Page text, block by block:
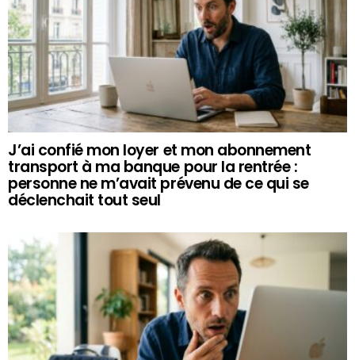
J’ai confié mon loyer et mon abonnement
transport à ma banque pour la rentrée :
personne ne m’avait prévenu de ce qui se
déclenchait tout seul